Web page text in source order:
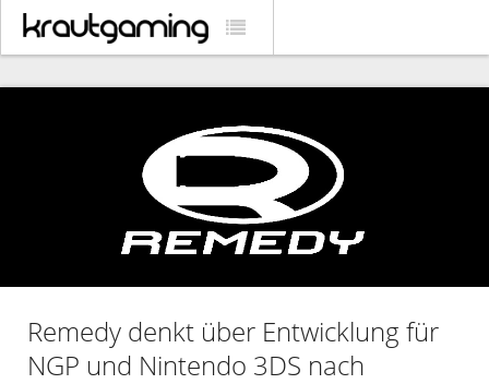
Remedy denkt über Entwicklung für
NGP und Nintendo 3DS nach